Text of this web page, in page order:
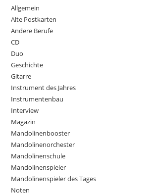
Allgemein
Alte Postkarten
Andere Berufe
CD
Duo
Geschichte
Gitarre
Instrument des Jahres
Instrumentenbau
Interview
Magazin
Mandolinenbooster
Mandolinenorchester
Mandolinenschule
Mandolinenspieler
Mandolinenspieler des Tages
Noten